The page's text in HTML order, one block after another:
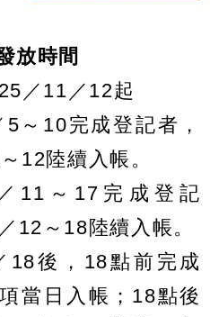
放時間
／11／12起
～10完成登記者，
12陸續入帳。
11～17完成登記
12～18陸續入帳。
18後，18點前完成
當日入帳；18點後